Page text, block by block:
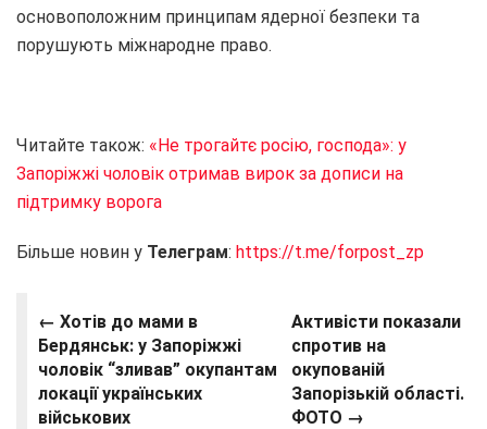
основоположним принципам ядерної безпеки та
порушують міжнародне право.
Читайте також: «Не трогайтє росію, господа»: у
Запоріжжі чоловік отримав вирок за дописи на
підтримку ворога
Більше новин у Телеграм: https://t.me/forpost_zp
← Хотів до мами в
Бердянськ: у Запоріжжі
чоловік “зливав” окупантам
локації українських
військових
Активісти показали
спротив на
окупованій
Запорізькій області.
ФОТО →